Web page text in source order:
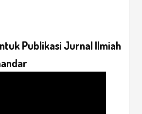
Publikasi Jurnal Ilmiah